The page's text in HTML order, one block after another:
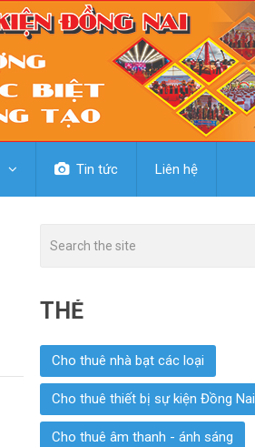
Tin tức Liên hệ
THẺ
Cho thuê nhà bạt các loại
Cho thuê thiết bị sự kiện Đồng Nai
Cho thuê âm thanh - ánh sáng